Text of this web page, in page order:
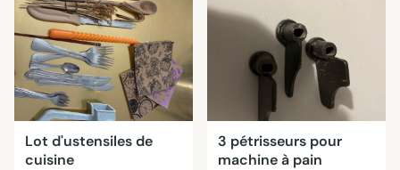
Lot d'ustensiles de
cuisine
3 pétrisseurs pour
machine à pain